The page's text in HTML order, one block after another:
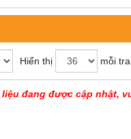
Hiển thị mỗi
liệu đang được cập nhật,